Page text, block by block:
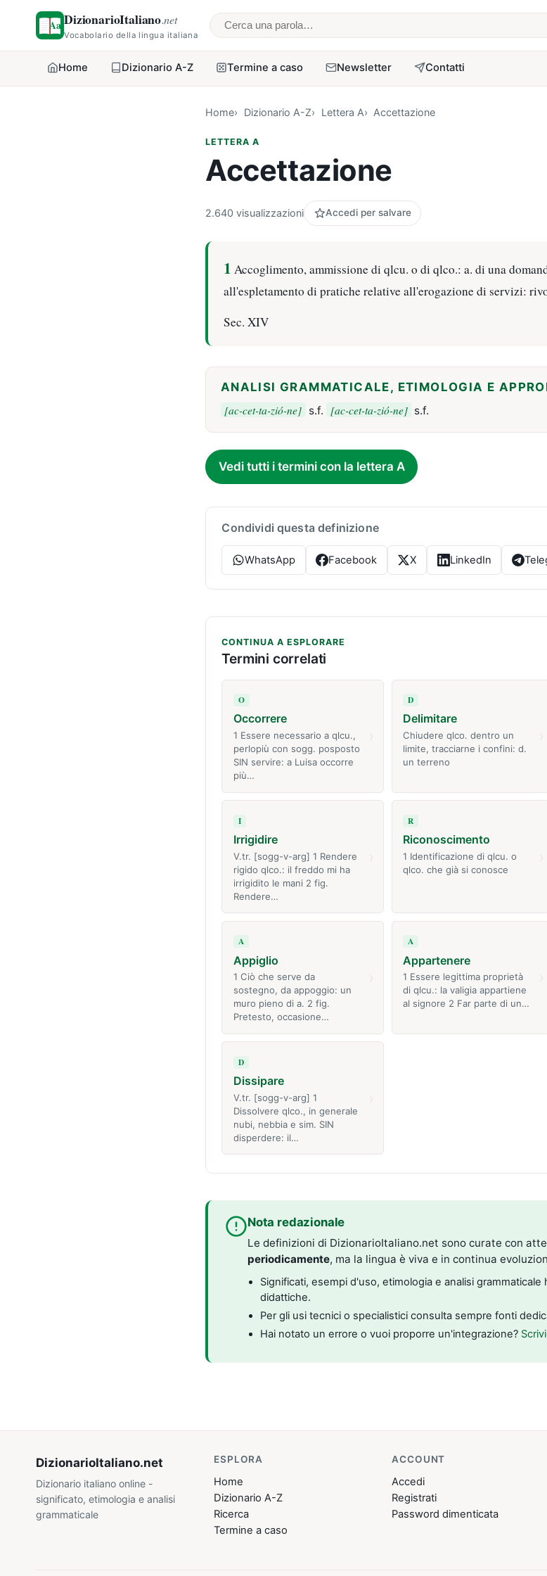
DizionarioItaliano.net
Vocabolario della lingua italiana Cerca una parola
Home Dizionario A-Z Termine a caso Newsletter Contatti
Home Dizionario A-Z Lettera A Accettazione
LETTERA A
Accettazione
2.640 visualizzazioni Accedi per salvare
1 Accoglimento, ammissione di qlcu. o di qlco.: a. di una
all'espletamento di pratiche relative all'erogazione di servizi:
Sec. XIV
ANALISI GRAMMATICALE, ETIMOLOGIA E
[ac-cet-ta-zió-ne] s.f. [ac-cet-ta-zió-ne] s.f.
Vedi tutti i termini con la lettera A
Condividi questa definizione
WhatsApp Facebook X LinkedIn
CONTINUA A ESPLORARE
Termini correlati
O
Occorrere
1 Essere necessario a qlcu.,
perlopiù con sogg. posposto
SIN servire: a Luisa occorre
più…
D
Delimitare
Chiudere qlco. dentro un
limite, tracciarne i confini: d.
un terreno
I
Irrigidire
V.tr. [sogg-v-arg] 1 Rendere
rigido qlco.: il freddo mi ha
irrigidito le mani 2 fig.
Rendere…
R
Riconoscimento
1 Identificazione di qlcu. o
qlco. che già si conosce
A
Appiglio
1 Ciò che serve da
sostegno, da appoggio: un
muro pieno di a. 2 fig.
Pretesto, occasione…
A
Appartenere
1 Essere legittima proprietà
di qlcu.: la valigia appartiene
al signore 2 Far parte di un…
D
Dissipare
V.tr. [sogg-v-arg] 1
Dissolvere qlco., in generale
nubi, nebbia e sim. SIN
disperdere: il…
Nota redazionale
Le definizioni di DizionarioItaliano.net sono curate con
periodicamente, ma la lingua è viva e in continua
Significati, esempi d'uso, etimologia e analisi
didattiche.
Per gli usi tecnici o specialistici consulta sempre fonti
Hai notato un errore o vuoi proporre un'integrazione?
DizionarioItaliano.net
Dizionario italiano online -
significato, etimologia e analisi
grammaticale
ESPLORA
Home
Dizionario A-Z
Ricerca
Termine a caso
ACCOUNT
Accedi
Registrati
Password dimenticata